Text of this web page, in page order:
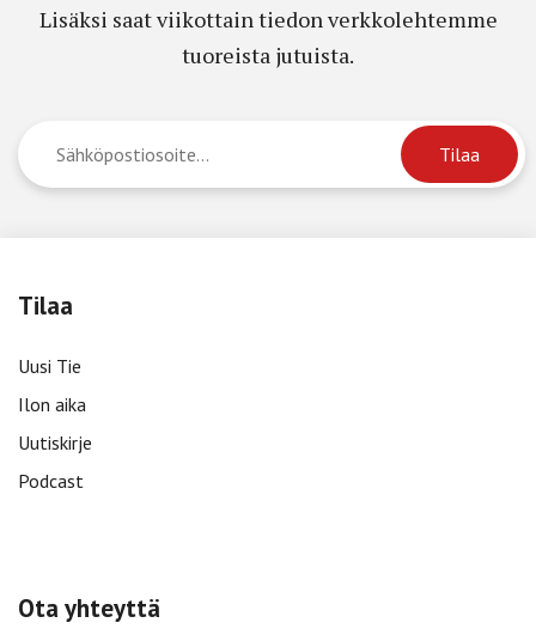
Lisäksi saat viikottain tiedon verkkolehtemme
tuoreista jutuista.
Tilaa
Uusi Tie
Ilon aika
Uutiskirje
Podcast
Ota yhteyttä